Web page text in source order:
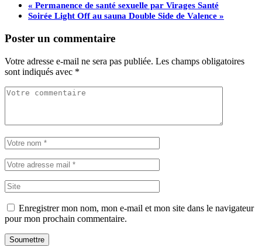
« Permanence de santé sexuelle par Virages Santé
Soirée Light Off au sauna Double Side de Valence »
Poster un commentaire
Votre adresse e-mail ne sera pas publiée. Les champs obligatoires
sont indiqués avec *
Enregistrer mon nom, mon e-mail et mon site dans le navigateur
pour mon prochain commentaire.
Soumettre